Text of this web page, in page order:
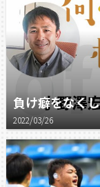
2022/03/26